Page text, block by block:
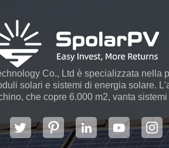
Co., Ltd è specializzata nella
solari e sistemi di energia solare.
che copre 6.000 m2, vanta